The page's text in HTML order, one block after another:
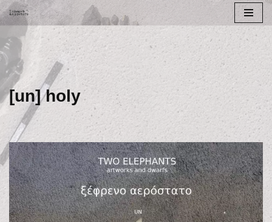
Μεταπηδήστε
στο
περιεχόμενο
[un] holy